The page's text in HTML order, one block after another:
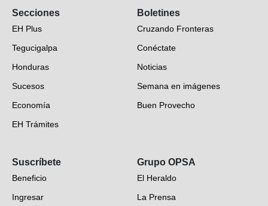
Secciones
EH Plus
Tegucigalpa
Honduras
Sucesos
Economía
EH Trámites
EH Verifica
Fotogalerías
Deportes
Boletines
Cruzando Fronteras
Conéctate
Noticias
Semana en imágenes
Buen Provecho
Suscríbete
Beneficio
Ingresar
Grupo OPSA
El Heraldo
La Prensa